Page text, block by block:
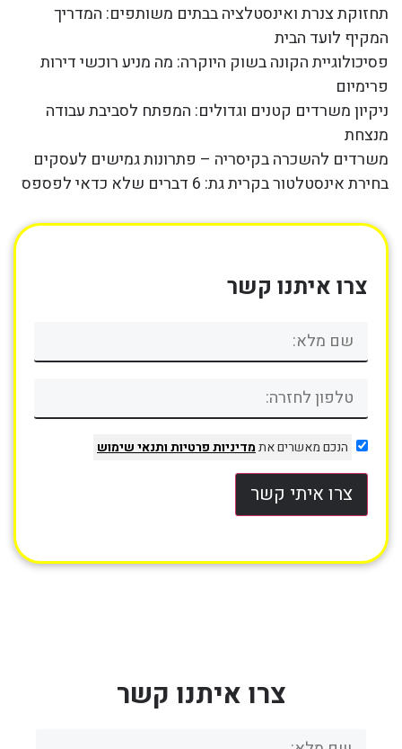
תחזוקת צנרת ואינסטלציה בבתים משותפים: המדריך
המקיף לועד הבית
פסיכולוגיית הקונה בשוק היוקרה: מה מניע רוכשי דירות
פרימיום
ניקיון משרדים קטנים וגדולים: המפתח לסביבת עבודה
מנצחת
משרדים להשכרה בקיסריה – פתרונות גמישים לעסקים
בחירת אינסטלטור בקרית גת: 6 דברים שלא כדאי לפספס
צרו איתנו קשר
הנכם מאשרים אתמדיניות פרטיותותנאי שימוש
צרו איתי קשר
צרו איתנו קשר